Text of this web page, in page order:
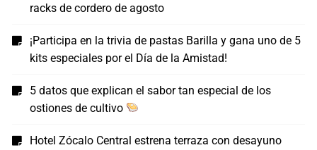
racks de cordero de agosto
¡Participa en la trivia de pastas Barilla y gana uno de 5
kits especiales por el Día de la Amistad!
5 datos que explican el sabor tan especial de los
ostiones de cultivo
Hotel Zócalo Central estrena terraza con desayuno